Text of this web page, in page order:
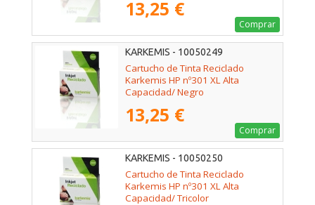
13,25 €
Comprar
KARKEMIS - 10050249
Cartucho de Tinta Reciclado
Karkemis HP nº301 XL Alta
Capacidad/ Negro
13,25 €
Comprar
KARKEMIS - 10050250
Cartucho de Tinta Reciclado
Karkemis HP nº301 XL Alta
Capacidad/ Tricolor